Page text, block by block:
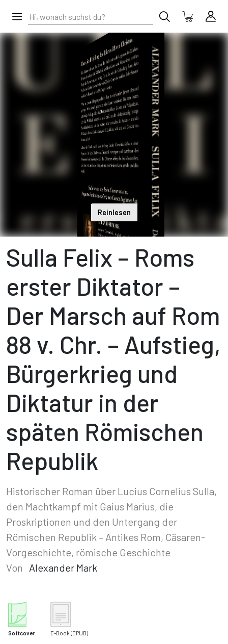
Reinlesen
Sulla Felix – Roms
erster Diktator –
Der Marsch auf Rom
88 v. Chr. – Aufstieg,
Bürgerkrieg und
Diktatur in der
späten Römischen
Republik
Historischer Roman über Lucius Cornelius Sulla,
den Machtkampf mit Gaius Marius, die
Proskriptionen und den Untergang der
Römischen Republik – Antikes Rom, Cäsaren-
Vorgeschichte, römische Geschichte
Von
Alexander Mark
Softcover E-Book (EPUB)